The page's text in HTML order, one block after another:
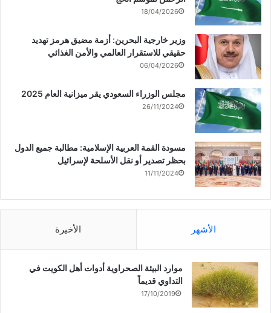
18/04/2026
وزير خارجية البحرين: أزمة مضيق هرمز تهديد
حقيقي للاستقرار العالمي والأمن الغذائي
06/04/2026
مجلس الوزراء السعودي يقر ميزانية العام 2025
26/11/2024
مسودة القمة العربية الإسلامية: مطالبة جميع الدول
بحظر تصدير أو نقل الأسلحة لإسرائيل
11/11/2024
الأشهر الأخيرة
موارد البيئة الصحراوية أدوات أهل الكويت في
التداوي قديماً
17/10/2019